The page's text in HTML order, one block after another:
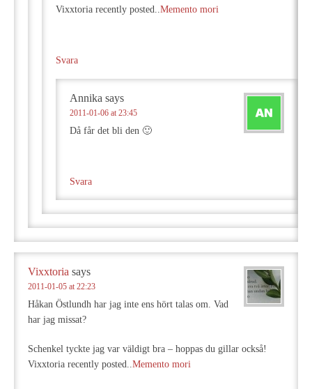
Vixxtoria recently posted..Memento mori
Svara
Annika says
2011-01-06 at 23:45
Då får det bli den 🙂
Svara
Vixxtoria says
2011-01-05 at 22:23
Håkan Östlundh har jag inte ens hört talas om. Vad
har jag missat?
Schenkel tyckte jag var väldigt bra – hoppas du gillar också!
Vixxtoria recently posted..Memento mori